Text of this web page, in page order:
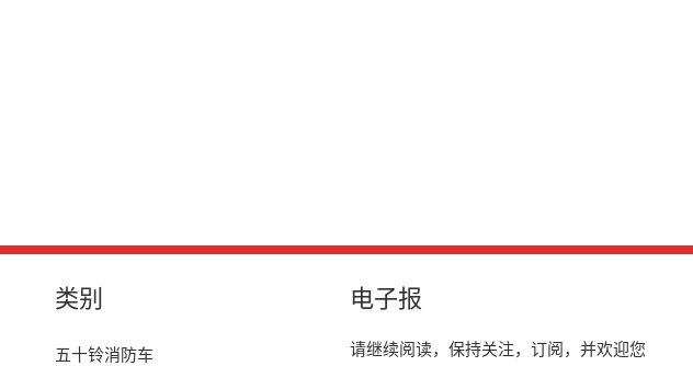
类别
五十铃消防车
电子报
请继续阅读，保持关注，订阅，并欢迎您